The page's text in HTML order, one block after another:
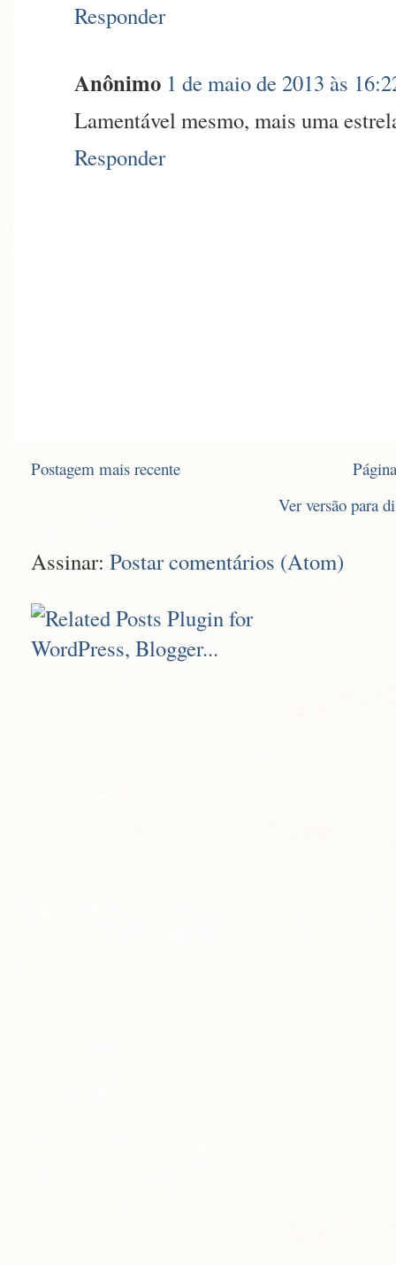
Responder
Anônimo 1 de maio de 2013 às
Lamentável mesmo, mais uma
Responder
Postagem mais recente
Ver versão para
Assinar: Postar comentários (Atom)